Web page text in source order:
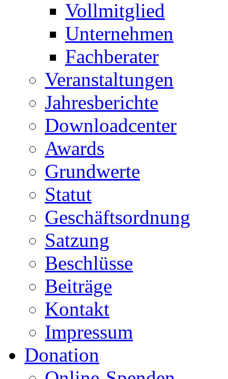
Vollmitglied
Unternehmen
Fachberater
Veranstaltungen
Jahresberichte
Downloadcenter
Awards
Grundwerte
Statut
Geschäftsordnung
Satzung
Beschlüsse
Beiträge
Kontakt
Impressum
Donation